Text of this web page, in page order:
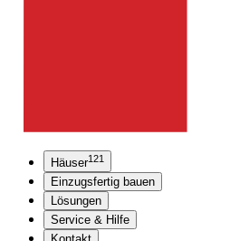
Häuser121
Einzugsfertig bauen
Lösungen
Service & Hilfe